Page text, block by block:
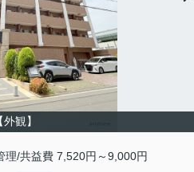
【外観】
理/共益費 7,520円～9,000円